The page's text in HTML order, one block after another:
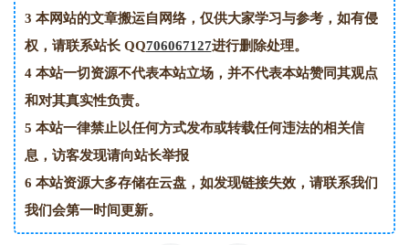
3 本网站的文章搬运自网络，仅供大家学习与参考，如有侵
权，请联系站长 QQ706067127进行删除处理。
4本站一切资源不代表本站立场，并不代表本站赞同其观点
和对其真实性负责。
5 本站一律禁止以任何方式发布或转载任何违法的相关信
息，访客发现请向站长举报
6 本站资源大多存储在云盘，如发现链接失效，请联系我们
我们会第一时间更新。